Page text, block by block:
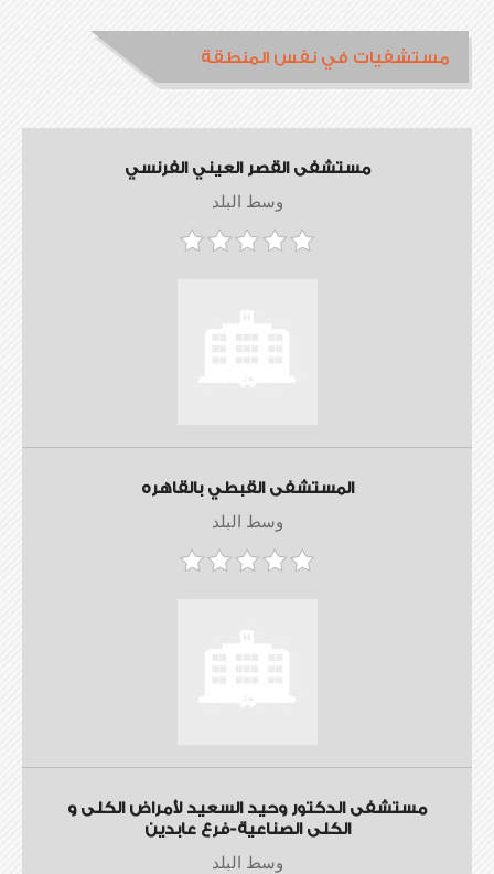
مستشفيات في نفس المنطقة
مستشفى القصر العيني الفرنسي
وسط البلد
المستشفى القبطي بالقاهره
وسط البلد
مستشفى الدكتور وحيد السعيد لأمراض الكلى و
الكلى الصناعية-فرع عابدين
وسط البلد